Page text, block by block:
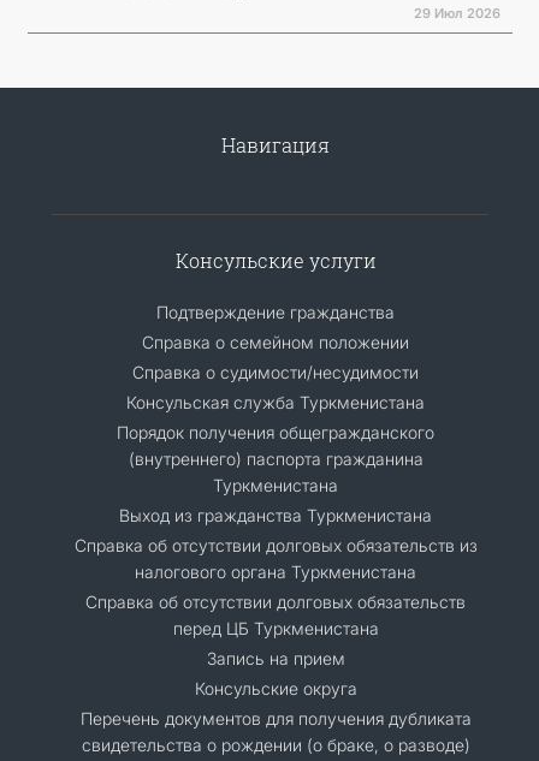
29 Июл 2026
Навигация
Консульские услуги
Подтверждение гражданства
Справка о семейном положении
Справка о судимости/несудимости
Консульская служба Туркменистана
Порядок получения общегражданского
(внутреннего) паспорта гражданина
Туркменистана
Выход из гражданства Туркменистана
Справка об отсутствии долговых обязательств из
налогового органа Туркменистана
Справка об отсутствии долговых обязательств
перед ЦБ Туркменистана
Запись на прием
Консульские округа
Перечень документов для получения дубликата
свидетельства о рождении (о браке, о разводе)